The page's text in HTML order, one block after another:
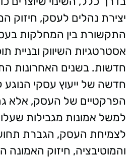
יצירת נהלים לעסק, חיזוק
התקשורת בין המחלקות
אסטרטגיות השיווק ובניית
חדשות. בשנים האחרונות
חדשה של ייעוץ עסקי
הפרקטיים של העסק, אלא
למשל אמונות מגבילות
לצמיחת העסק, הגברת
והמוטיבציה, חיזוק האמונה